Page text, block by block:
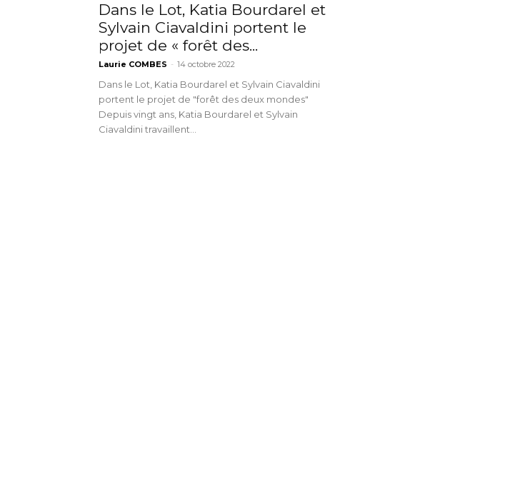
Nom
Statut / Organisation
Adresse email*
Nom
Dans le Lot, Katia Bourdarel et
Sylvain Ciavaldini portent le
projet de « forêt des...
Laurie COMBES - 14 octobre 2022
Dans le Lot, Katia Bourdarel et Sylvain Ciavaldini
portent le projet de "forêt des deux mondes"
Depuis vingt ans, Katia Bourdarel et Sylvain
Ciavaldini travaillent...